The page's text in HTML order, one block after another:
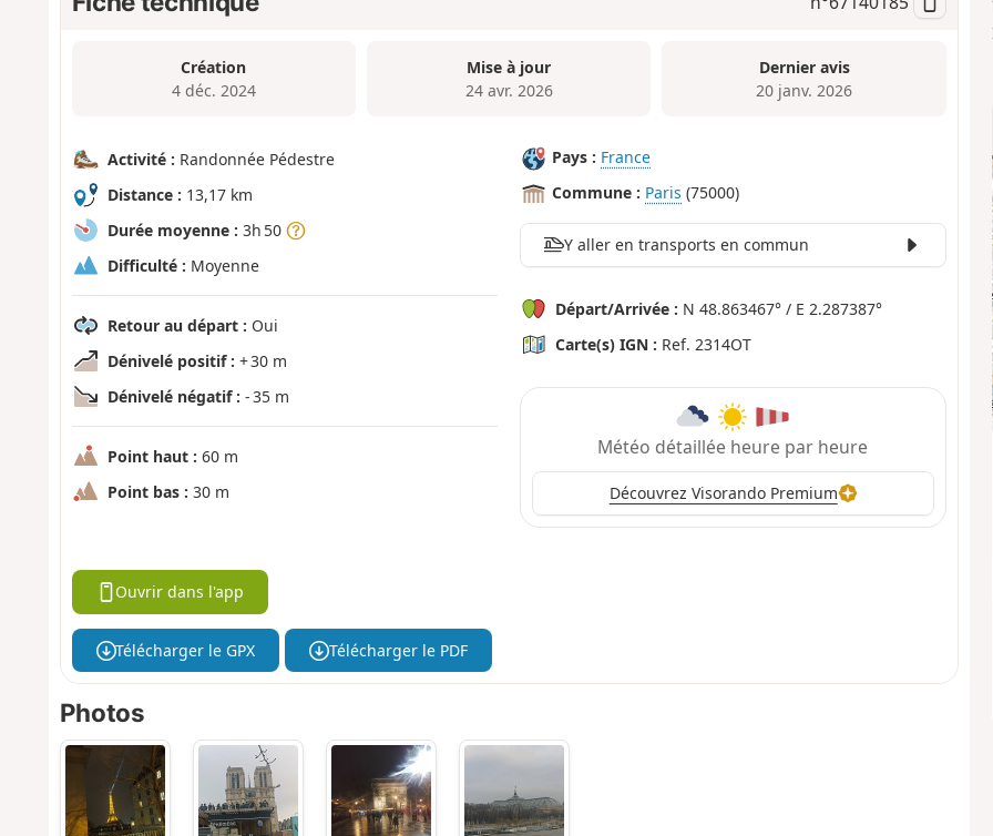
Création
4 déc. 2024
Mise à jour
24 avr. 2026
Dernier avis
20 janv. 2026
Activité : Randonnée Pédestre
Distance : 13,17 km
Durée moyenne : 3h 50
Difficulté : Moyenne
Retour au départ : Oui
Dénivelé positif : + 30 m
Dénivelé négatif : - 35 m
Point haut : 60 m
Point bas : 30 m
Pays : France
Commune : Paris (75000)
Y aller en transports en commun
Départ/Arrivée : N 48.863467° / E 2.287387°
Carte(s) IGN : Ref. 2314OT
Météo détaillée heure par heure
Découvrez Visorando Premium
Ouvrir dans l'app
Télécharger le GPX Télécharger le PDF
Photos